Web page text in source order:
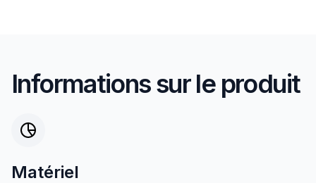
Informations sur le produit
Matériel